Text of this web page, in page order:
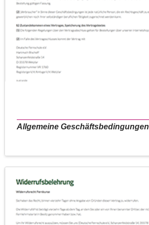
Allgemeine Geschäftsbedingungen